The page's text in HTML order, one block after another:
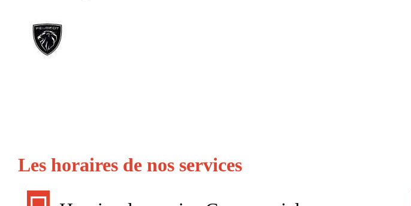
Les horaires de nos services